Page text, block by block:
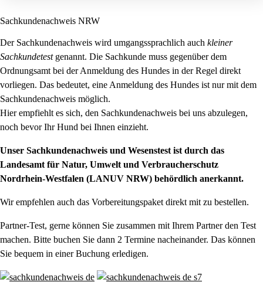
Sachkundenachweis NRW
Der Sachkundenachweis wird umgangssprachlich auch kleiner
Sachkundetestgenannt. Die Sachkunde muss gegenüber dem
Ordnungsamt bei der Anmeldung des Hundes in der Regel direkt
vorliegen. Das bedeutet, eine Anmeldung des Hundes ist nur mit dem
Sachkundenachweis möglich.
Hier empfiehlt es sich, den Sachkundenachweis bei uns abzulegen,
noch bevor Ihr Hund bei Ihnen einzieht.
Unser Sachkundenachweis und Wesenstest ist durch das
Landesamt für Natur, Umwelt und Verbraucherschutz
Nordrhein-Westfalen (LANUV NRW) behördlich anerkannt.
Wir empfehlen auch das Vorbereitungspaket direkt mit zu bestellen.
Partner-Test, gerne können Sie zusammen mit Ihrem Partner den Test
machen. Bitte buchen Sie dann 2 Termine nacheinander. Das können
Sie bequem in einer Buchung erledigen.